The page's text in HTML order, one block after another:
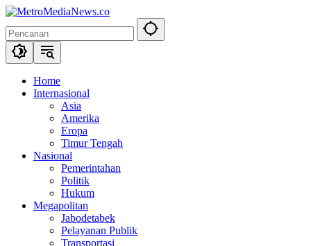
Langsung
konten
Home
Internasional
Asia
Amerika
Eropa
Timur Tengah
Nasional
Pemerintahan
Politik
Hukum
Megapolitan
Jabodetabek
Pelayanan Publik
Transportasi